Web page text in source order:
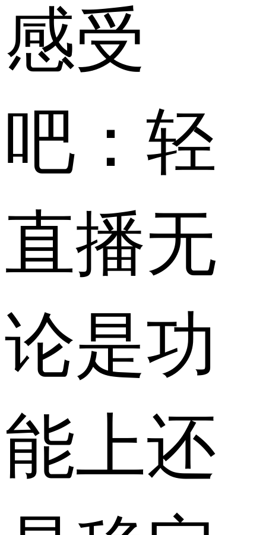
感受
吧：轻
直播无
论是功
能上还